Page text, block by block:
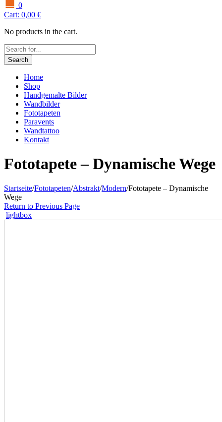
0
Cart: 0,00 €
No products in the cart.
Search
Home
Shop
Handgemalte Bilder
Wandbilder
Fototapeten
Paravents
Wandtattoo
Kontakt
Fototapete – Dynamische Wege
Startseite/Fototapeten/Abstrakt/Modern/Fototapete – Dynamische
Wege
Return to Previous Page
lightbox